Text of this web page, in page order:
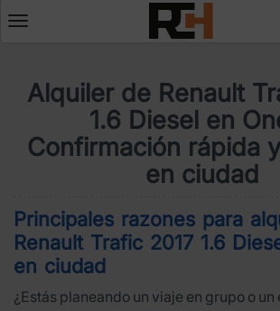
Deschide
Alquiler de Renault
1.6 Diesel en
Confirmación rápida
en ciudad
Principales razones para
Renault Trafic 2017 1.6
en ciudad
¿Estás planeando un viaje en grupo o un